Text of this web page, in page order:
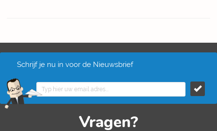
Schrijf je nu in voor de Nieuwsbrief
Vragen?